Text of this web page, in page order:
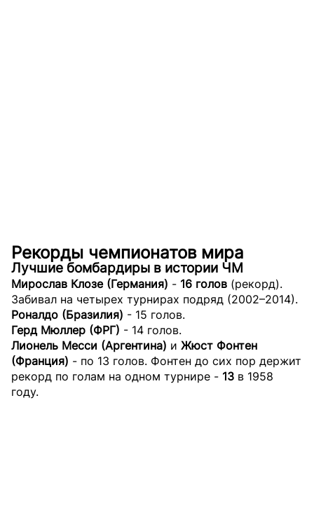
Рекорды чемпионатов мира
Лучшие бомбардиры в истории ЧМ
Мирослав Клозе (Германия) - 16 голов (рекорд).
Забивал на четырех турнирах подряд (2002–2014).
Роналдо (Бразилия) - 15 голов.
Герд Мюллер (ФРГ) - 14 голов.
Лионель Месси (Аргентина) и Жюст Фонтен
(Франция) - по 13 голов. Фонтен до сих пор держит
рекорд по голам на одном турнире - 13 в 1958
году.